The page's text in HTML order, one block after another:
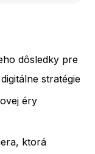
dôsledky pre
stratégie
éry
ktorá